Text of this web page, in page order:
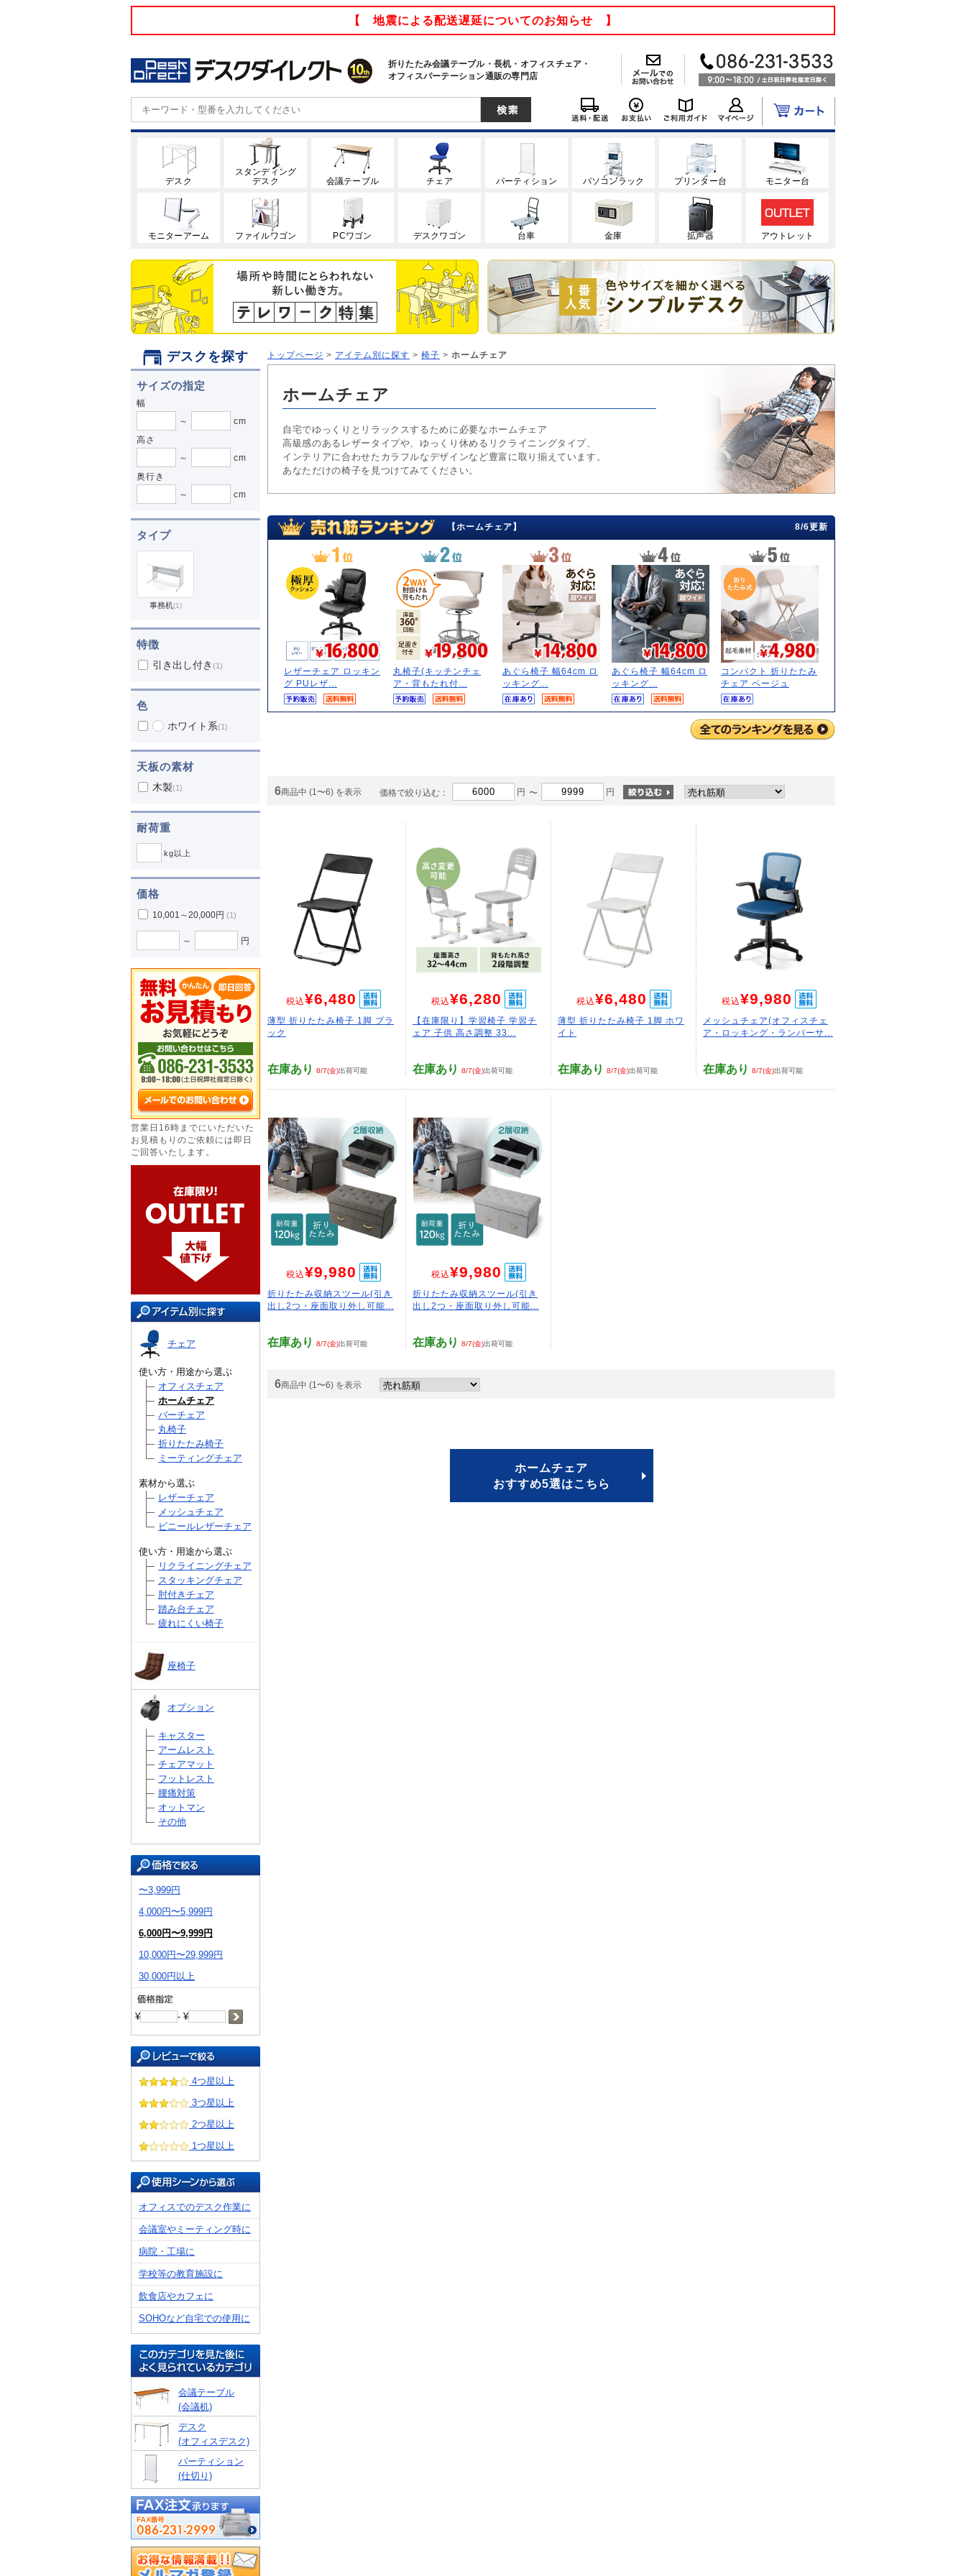
【 地震による配送遅延についてのお知らせ 】
折りたたみ会議テーブル・長机・オフィスチェア・
オフィスパーテーション通販の専門店
デスク
スタンディング
デスク
会議テーブル チェア パーティション パソコンラック プリンター台 モニター台
モニターアーム ファイルワゴン PCワゴン デスクワゴン 台車 金庫 拡声器 アウトレット
デスクを探す
サイズの指定
幅
～
cm
高さ
～
cm
奥行き
～
cm
タイプ
事務机(1)
特徴
引き出し付き (1)
色
ホワイト系(1)
天板の素材
木製(1)
耐荷重
kg以上
価格
10,001～20,000円 (1)
～ 円
営業日16時までにいただいた
お見積もりのご依頼には即日
ご回答いたします。
チェア
使い方・用途から選ぶ
オフィスチェア
ホームチェア
バーチェア
丸椅子
折りたたみ椅子
ミーティングチェア
素材から選ぶ
レザーチェア
メッシュチェア
ビニールレザーチェア
使い方・用途から選ぶ
リクライニングチェア
スタッキングチェア
肘付きチェア
踏み台チェア
疲れにくい椅子
座椅子
オプション
キャスター
アームレスト
チェアマット
フットレスト
腰痛対策
オットマン
その他
〜3,999円
4,000円〜5,999円
6,000円〜9,999円
10,000円〜29,999円
30,000円以上
¥ - ¥
4つ星以上
3つ星以上
2つ星以上
1つ星以上
オフィスでのデスク作業に
会議室やミーティング時に
病院・工場に
学校等の教育施設に
飲食店やカフェに
SOHOなど自宅での使用に
会議テーブル
(会議机)
デスク
(オフィスデスク)
パーティション
(仕切り)
トップページ > アイテム別に探す > 椅子 > ホームチェア
ホームチェア
自宅でゆっくりとリラックスするために必要なホームチェア
高級感のあるレザータイプや、ゆっくり休めるリクライニングタイプ、
インテリアに合わせたカラフルなデザインなど豊富に取り揃えています。
あなただけの椅子を見つけてみてください。
【ホームチェア】 8/6更新
レザーチェア ロッキン
グ PUレザ...
丸椅子(キッチンチェ
ア・背もたれ付...
あぐら椅子 幅64cm ロ
ッキング...
あぐら椅子 幅64cm ロ
ッキング...
コンパクト 折りたたみ
チェア ベージュ
6商品中 (1〜6) を表示 価格で絞り込む： 円 〜 円
税込¥6,480
薄型 折りたたみ椅子 1脚 ブラ
ック
在庫あり 8/7(金)出荷可能
税込¥6,280
【在庫限り】学習椅子 学習チ
ェア 子供 高さ調整 33...
在庫あり 8/7(金)出荷可能
税込¥6,480
薄型 折りたたみ椅子 1脚 ホワ
イト
在庫あり 8/7(金)出荷可能
税込¥9,980
メッシュチェア(オフィスチェ
ア・ロッキング・ランバーサ...
在庫あり 8/7(金)出荷可能
税込¥9,980
折りたたみ収納スツール(引き
出し2つ・座面取り外し可能...
在庫あり 8/7(金)出荷可能
税込¥9,980
折りたたみ収納スツール(引き
出し2つ・座面取り外し可能...
在庫あり 8/7(金)出荷可能
6商品中 (1〜6) を表示
ホームチェア
おすすめ5選はこちら